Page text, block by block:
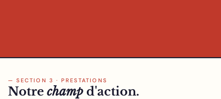
— SECTION 3 · PRESTATIONS
Notre champ d'action.